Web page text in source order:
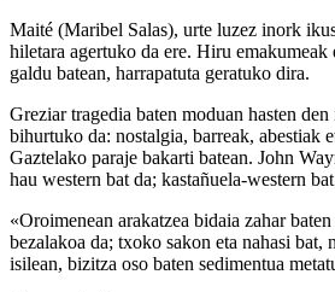
Maité (Maribel Salas), urte luzez inork
hiletara agertuko da ere. Hiru emakumeak
galdu batean, harrapatuta geratuko dira.
Greziar tragedia baten moduan hasten
bihurtuko da: nostalgia, barreak, abestiak
Gaztelako paraje bakarti batean. John
hau western bat da; kastañuela-western
«Oroimenean arakatzea bidaia zahar
bezalakoa da; txoko sakon eta nahasi bat,
isilean, bizitza oso baten sedimentua